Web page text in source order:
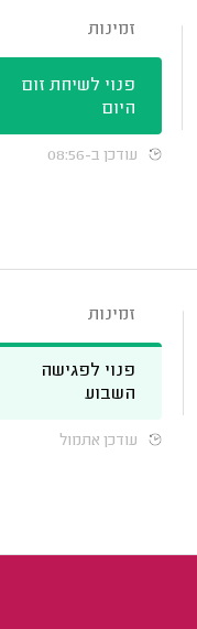
זמינות
פנוי לשיחת זום
היום
עודכן ב-08:56
זמינות
פנוי לפגישה
השבוע
עודכן אתמול